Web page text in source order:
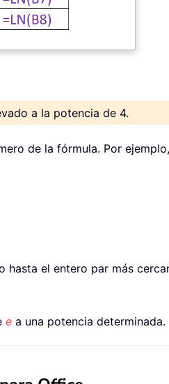
a la potencia de 4.
de la fórmula. Por
hasta el entero par más
e a una potencia determinada.